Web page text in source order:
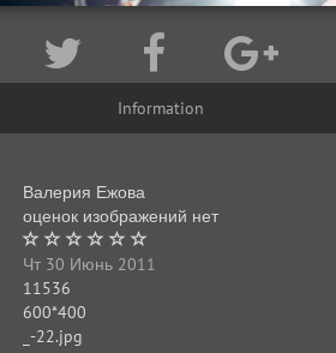
Information
Валерия Ежова
оценок изображений нет
Чт 30 Июнь 2011
11536
600*400
_-22.jpg